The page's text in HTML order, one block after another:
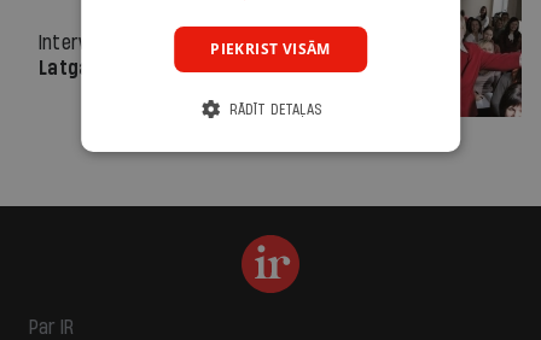
Intervija
Latgalieša rētas
Par IR
PIEKRIST VISĀM
RĀDĪT DETAĻAS